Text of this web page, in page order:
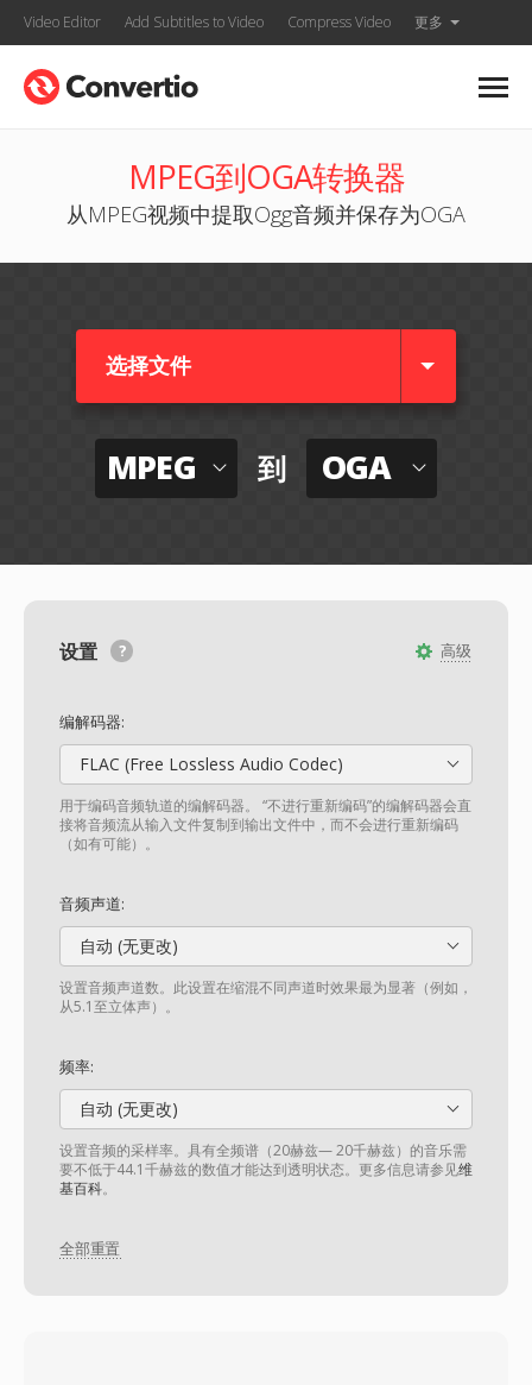
Video Editor Add Subtitles to Video Compress Video 更多
MPEG到OGA转换器
从MPEG视频中提取Ogg音频并保存为OGA
选择文件
MPEG 到 OGA
高级
设置
编解码器:
FLAC (Free Lossless Audio Codec)
用于编码音频轨道的编解码器。 “不进行重新编码”的编解码器会直
接将音频流从输入文件复制到输出文件中，而不会进行重新编码
（如有可能）。
音频声道:
自动 (无更改)
设置音频声道数。此设置在缩混不同声道时效果最为显著（例如，
从5.1至立体声）。
频率:
自动 (无更改)
设置音频的采样率。具有全频谱（20赫兹— 20千赫兹）的音乐需
要不低于44.1千赫兹的数值才能达到透明状态。更多信息请参见维
基百科。
全部重置